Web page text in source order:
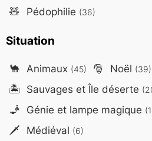
🧸 Pédophilie (36)
Situation
🐪 Animaux (45) 🎅 Noël (39)
🏝️ Sauvages et Île déserte
🧞 Génie et lampe magique
🗡️ Médiéval (6)